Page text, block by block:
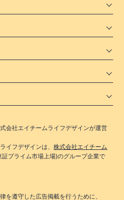
会社エイチームライフデザインが運営
イフデザインは、株式会社エイチーム
証プライム市場上場)のグループ企業で
を遵守した広告掲載を行うために、